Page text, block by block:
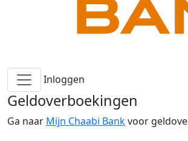
Inloggen
Geldoverboekingen
Ga naar Mijn Chaabi Bankvoor